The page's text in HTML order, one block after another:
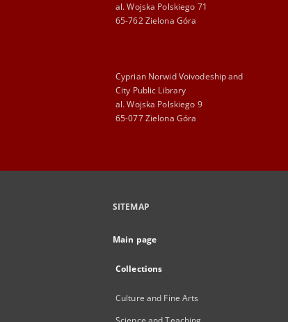
al. Wojska Polskiego 71
65-762 Zielona Góra
Cyprian Norwid Voivodeship and
City Public Library
al. Wojska Polskiego 9
65-077 Zielona Góra
SITEMAP
Main page
Collections
Culture and Fine Arts